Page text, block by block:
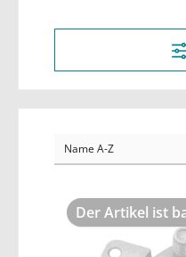
Der Artikel ist